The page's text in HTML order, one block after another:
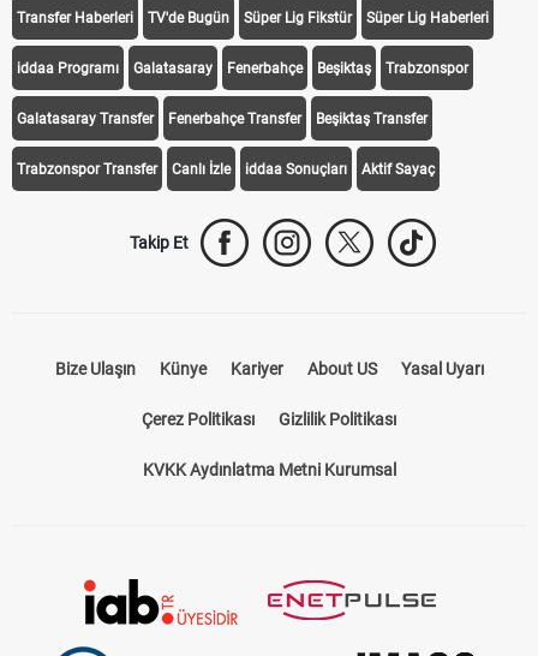
Transfer Haberleri TV'de Bugün Süper Lig Fikstür Süper Lig Haberleri
iddaa Programı Galatasaray Fenerbahçe Beşiktaş Trabzonspor
Galatasaray Transfer Fenerbahçe Transfer Beşiktaş Transfer
Trabzonspor Transfer Canlı İzle iddaa Sonuçları Aktif Sayaç
Takip Et
Bize Ulaşın Künye Kariyer About US Yasal Uyarı
Çerez Politikası Gizlilik Politikası
KVKK Aydınlatma Metni Kurumsal